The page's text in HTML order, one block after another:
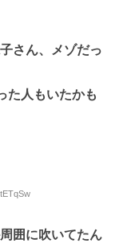
さん、メゾだっ
た人もいたかも
囲に吹いてたん